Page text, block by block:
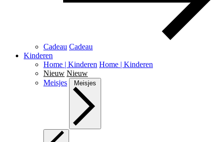
Cadeau Cadeau
Kinderen
Home | Kinderen Home | Kinderen
Nieuw Nieuw
Meisjes
Meisjes